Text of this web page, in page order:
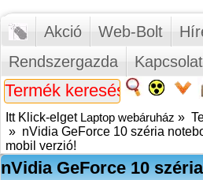
Akció Web-Bolt
Rendszergazda
Kapcsolat
Itt Klick-elget Laptop webáruház »
» nVidia GeForce 10 széria
mobil verzió!
nVidia GeForce 10